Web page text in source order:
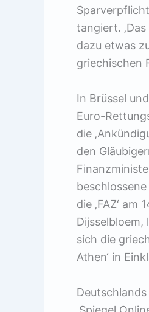
tangiert.
dazu etwas
griechischen
In Brüssel
Euro-
die
den
die ‚FAZ‘
Dijsselbloem,
sich die
Athen‘ in